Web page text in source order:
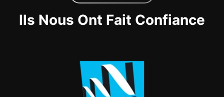
Ils Nous Ont Fait Confiance